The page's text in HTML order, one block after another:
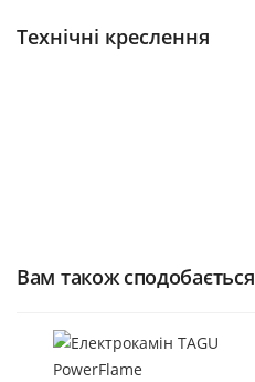
Технічні креслення
Вам також сподобається